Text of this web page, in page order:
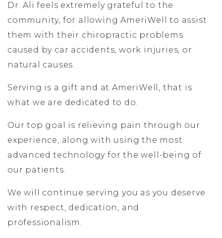
Dr. Ali feels extremely grateful to the
community, for allowing AmeriWell to assist
them with their chiropractic problems
caused by car accidents, work injuries, or
natural causes.
Serving is a gift and at AmeriWell, that is
what we are dedicated to do.
Our top goal is relieving pain through our
experience, along with using the most
advanced technology for the well-being of
our patients.
We will continue serving you as you deserve
with respect, dedication, and
professionalism.